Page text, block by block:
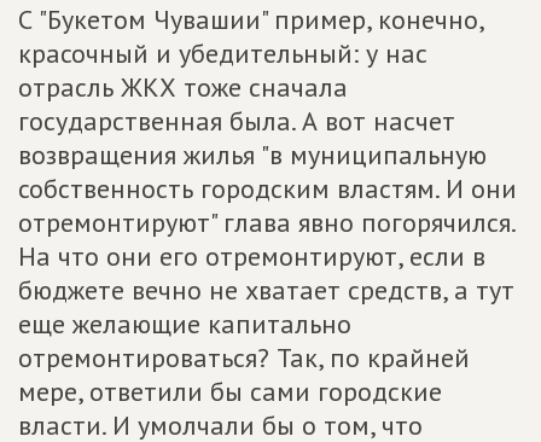
С "Букетом Чувашии" пример, конечно,
красочный и убедительный: у нас
отрасль ЖКХ тоже сначала
государственная была. А вот насчет
возвращения жилья "в муниципальную
собственность городским властям. И они
отремонтируют" глава явно погорячился.
На что они его отремонтируют, если в
бюджете вечно не хватает средств, а тут
еще желающие капитально
отремонтироваться? Так, по крайней
мере, ответили бы сами городские
власти. И умолчали бы о том, что